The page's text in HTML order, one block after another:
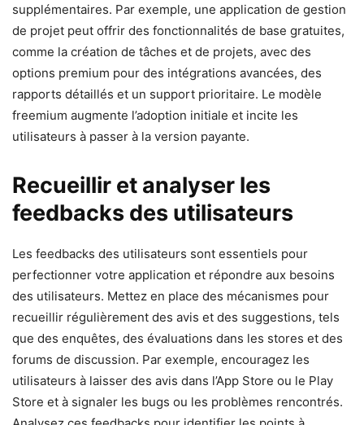
supplémentaires. Par exemple, une application de gestion
de projet peut offrir des fonctionnalités de base gratuites,
comme la création de tâches et de projets, avec des
options premium pour des intégrations avancées, des
rapports détaillés et un support prioritaire. Le modèle
freemium augmente l’adoption initiale et incite les
utilisateurs à passer à la version payante.
Recueillir et analyser les
feedbacks des utilisateurs
Les feedbacks des utilisateurs sont essentiels pour
perfectionner votre application et répondre aux besoins
des utilisateurs. Mettez en place des mécanismes pour
recueillir régulièrement des avis et des suggestions, tels
que des enquêtes, des évaluations dans les stores et des
forums de discussion. Par exemple, encouragez les
utilisateurs à laisser des avis dans l’App Store ou le Play
Store et à signaler les bugs ou les problèmes rencontrés.